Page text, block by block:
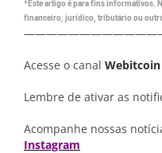
*Este artigo é para fins informativos.
financeiro, jurídico, tributário ou
Acesse o canal Webitcoin
Lembre de ativar as
Acompanhe nossas
Instagram